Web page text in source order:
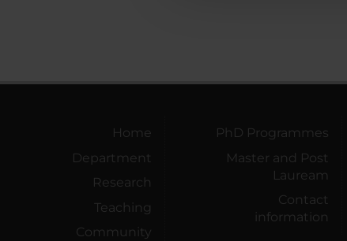
Home
Department
Research
Teaching
Community
PhD Programmes
Master and Post
Lauream
Contact
information